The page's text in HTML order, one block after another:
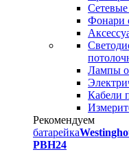
Фонари
Лампы
Кабели
Рекомендуем
батарейка
PBH24